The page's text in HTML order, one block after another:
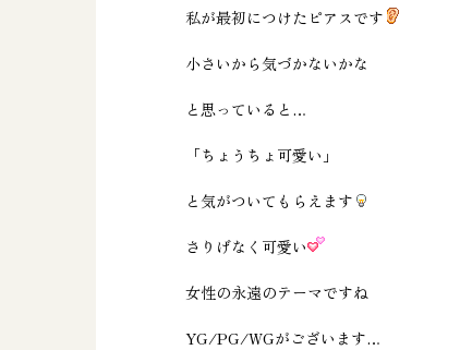
私が最初につけたピアスです
小さいから気づかないかな
と思っていると…
「ちょうちょ可愛い」
と気がついてもらえます
さりげなく可愛い
女性の永遠のテーマですね
YG/PG/WGがございます…